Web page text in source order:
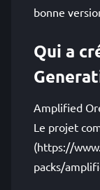
bonne
Qui a
Amplified
Le projet
(https://
packs/